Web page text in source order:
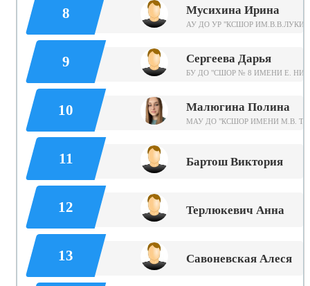
8 Мусихина Ирина
АУ ДО УР "КСШОР
9 Сергеева Дарья
БУ ДО "СШОР № 8 ИМЕНИ Е.
10 Малюгина Полина
МАУ ДО "КСШОР ИМЕНИ М.В.
11 Бартош Виктория
12 Терлюкевич Анна
13 Савоневская Алеся